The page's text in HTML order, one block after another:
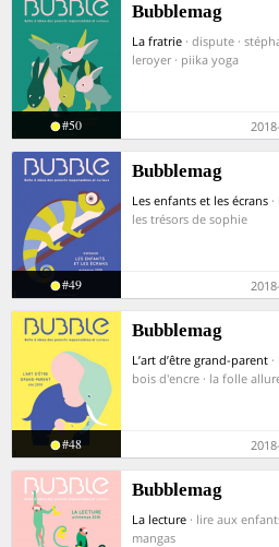
Bubblemag
La fratrie · dispute ·
leroyer · piika yoga
#50
Bubblemag
Les enfants et les écrans
les trésors de sophie
#49
Bubblemag
L’art d’être grand-parent
bois d'encre · la folle
#48
Bubblemag
La lecture · lire aux
mangas